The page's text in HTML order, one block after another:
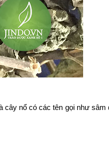
cây nổ có các tên gọi như sâm